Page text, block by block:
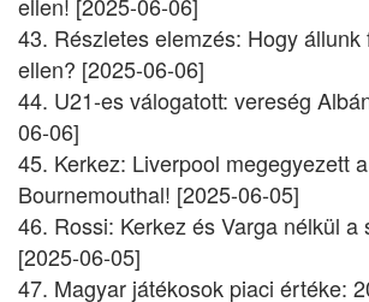
43. Részletes elemzés: Hogy állunk
ellen? [2025-06-06]
44. U21-es válogatott: vereség
06-06]
45. Kerkez: Liverpool megegyezett a
Bournemouthal! [2025-06-05]
46. Rossi: Kerkez és Varga nélkül a
[2025-06-05]
47. Magyar játékosok piaci értéke: